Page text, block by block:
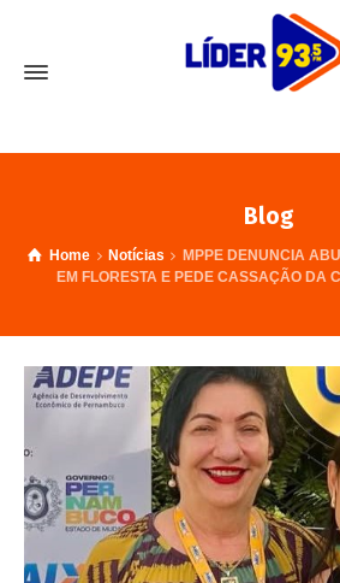
Blog
Home Notícias
MPPE DENUNCIA
EM FLORESTA E PEDE CASSAÇÃO DA